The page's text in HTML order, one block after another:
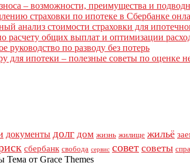
– возможности, преимущества и
страховки по ипотеке в Сбербанке
анализ стоимости страховки для
расчету общих выплат и оптимизации
руководство по разводу без потерь
для ипотеки – полезные советы по оценке
документы долг дом жизнь жилище жильё
сбербанк свобода сервис совет советы
от Grace Themes